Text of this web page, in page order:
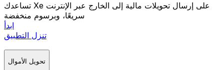
تساعدك Xe على إرسال تحويلات مالية إلى الخارج عبر الإنترنت
سريعًا، وبرسوم منخفضة
ابدأ
تنزل التطبيق
تحويل الأموال